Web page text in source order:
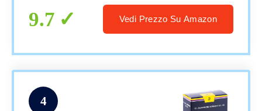
9.7 Vedi Prezzo Su Amazon
4